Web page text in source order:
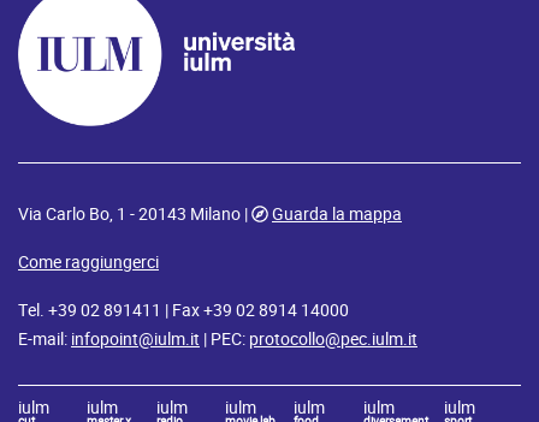
Via Carlo Bo, 1 - 20143 Milano |
Guarda la mappa
Come raggiungerci
Tel. +39 02 891411 | Fax +39 02 8914 14000
E-mail: infopoint@iulm.it | PEC: protocollo@pec.iulm.it
iulm iulm iulm iulm iulm iulm iulm